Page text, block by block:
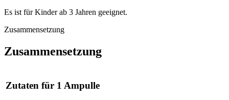
Es ist für Kinder ab 3 Jahren geeignet.
Zusammensetzung
Zusammensetzung
Zutaten für 1 Ampulle